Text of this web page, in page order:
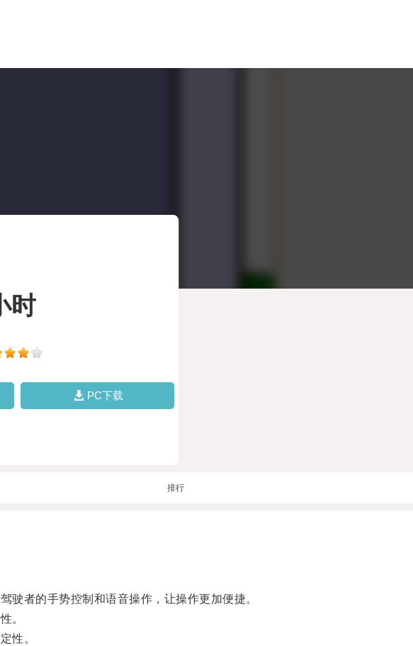
时
PC下载
排行
者的手势控制和语音操作，让操作更加便捷。
。
性。